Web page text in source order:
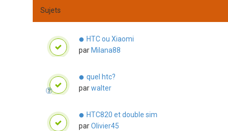
Sujets
HTC ou Xiaomi
par Milana88
quel htc?
parwalter
HTC820 et double sim
parOlivier45